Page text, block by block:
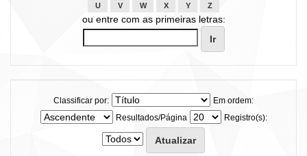
U
V W X Y Z
ou entre com as primeiras letras:
Classificar por:
Em ordem:
Resultados/Página
Registro(s):